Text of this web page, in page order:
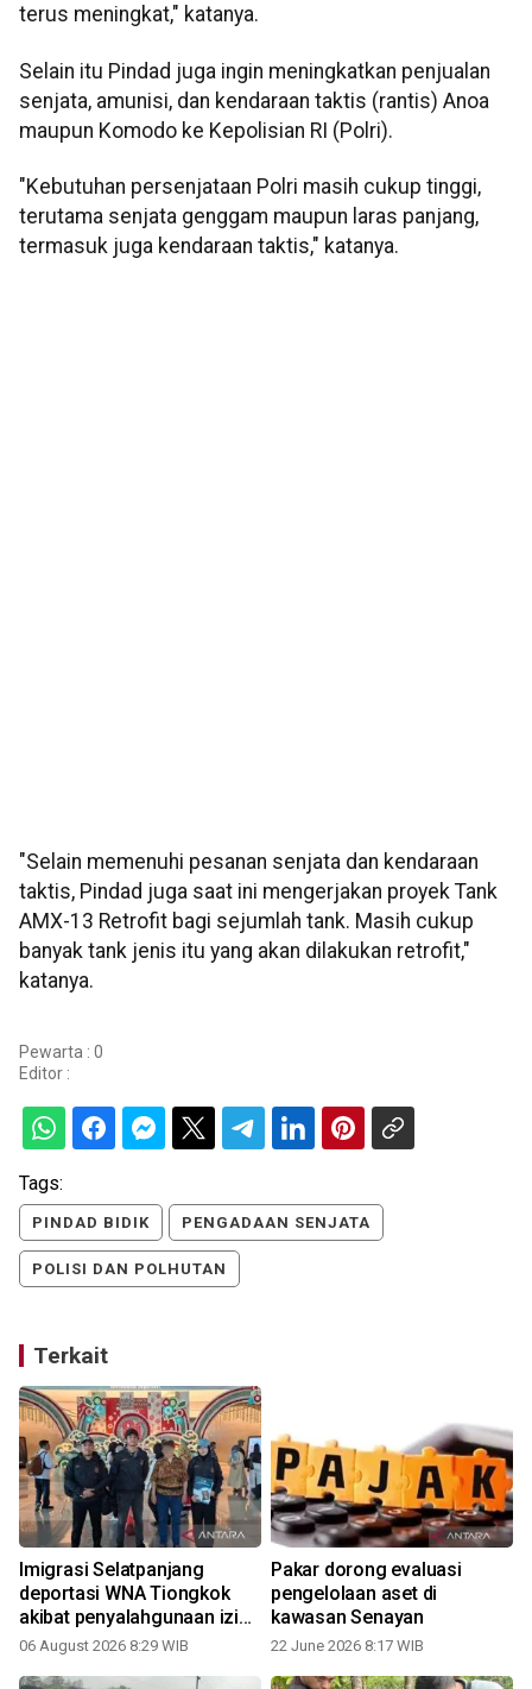
terus meningkat," katanya.
Selain itu Pindad juga ingin meningkatkan penjualan
senjata, amunisi, dan kendaraan taktis (rantis) Anoa
maupun Komodo ke Kepolisian RI (Polri).
"Kebutuhan persenjataan Polri masih cukup tinggi,
terutama senjata genggam maupun laras panjang,
termasuk juga kendaraan taktis," katanya.
"Selain memenuhi pesanan senjata dan kendaraan
taktis, Pindad juga saat ini mengerjakan proyek Tank
AMX-13 Retrofit bagi sejumlah tank. Masih cukup
banyak tank jenis itu yang akan dilakukan retrofit,"
katanya.
Pewarta : 0
Editor :
Tags:
PINDAD BIDIK PENGADAAN SENJATA
POLISI DAN POLHUTAN
Terkait
Imigrasi Selatpanjang
deportasi WNA Tiongkok
akibat penyalahgunaan izin
tinggal
06 August 2026 8:29 WIB
Pakar dorong evaluasi
pengelolaan aset di
kawasan Senayan
22 June 2026 8:17 WIB